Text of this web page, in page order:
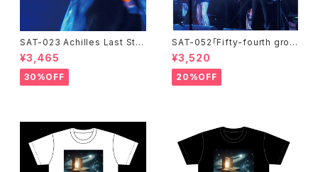
SAT-023 Achilles Last Sta
nd / LIVE AT FEVER 0430-2
019 / 石田ショーキチ
¥3,465
30%OFF
SAT-052「Fifty-fourth groo
¥3,520
20%OFF